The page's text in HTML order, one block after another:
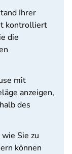
Ihrer
kontrolliert
die
mit
anzeigen,
des
Sie zu
können